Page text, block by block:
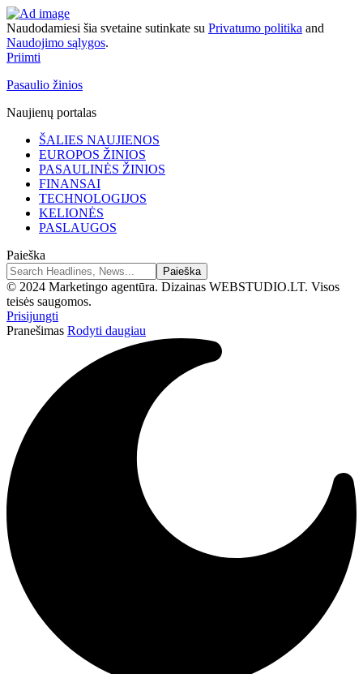
Naudodamiesi šia svetaine sutinkate su Privatumo politika and
Naudojimo sąlygos.
Priimti
Pasaulio žinios
Naujienų portalas
ŠALIES NAUJIENOS
EUROPOS ŽINIOS
PASAULINĖS ŽINIOS
FINANSAI
TECHNOLOGIJOS
KELIONĖS
PASLAUGOS
Paieška
© 2024 Marketingo agentūra. Dizainas WEBSTUDIO.LT. Visos
teisės saugomos.
Prisijungti
Pranešimas Rodyti daugiau